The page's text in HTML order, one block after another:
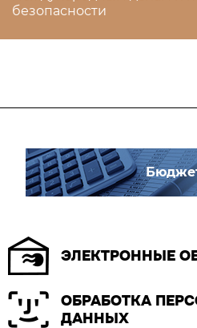
безопасности
ЭЛЕКТРОННЫЕ
ОБРАБОТКА
ДАННЫХ